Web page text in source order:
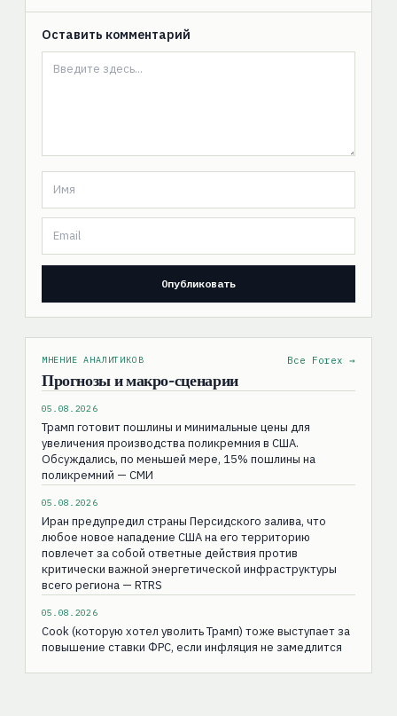
Оставить комментарий
МНЕНИЕ АНАЛИТИКОВ
Прогнозы и макро-сценарии
Все Forex →
05.08.2026
Трамп готовит пошлины и минимальные цены для
увеличения производства поликремния в США.
Обсуждались, по меньшей мере, 15% пошлины на
поликремний — СМИ
05.08.2026
Иран предупредил страны Персидского залива, что
любое новое нападение США на его территорию
повлечет за собой ответные действия против
критически важной энергетической инфраструктуры
всего региона — RTRS
05.08.2026
Cook (которую хотел уволить Трамп) тоже выступает за
повышение ставки ФРС, если инфляция не замедлится